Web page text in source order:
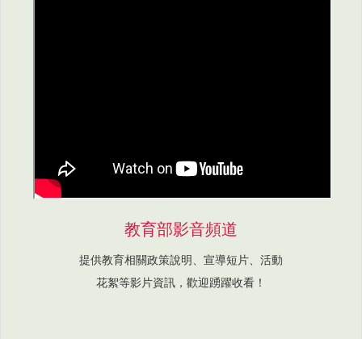
教育部影音頻道
提供教育相關政策說明、宣導短片、活動
花絮等影片資訊，歡迎踴躍收看！